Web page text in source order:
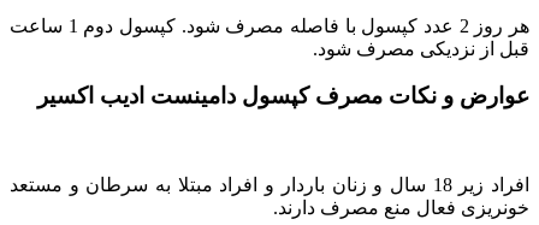
هر روز 2 عدد کپسول با فاصله مصرف شود. کپسول دوم 1 ساعت
قبل از نزدیکی مصرف شود.
عوارض و نکات مصرف کپسول دامینست ادیب اکسیر
افراد زیر 18 سال و زنان باردار و افراد مبتلا به سرطان و مستعد
خونریزی فعال منع مصرف دارند.